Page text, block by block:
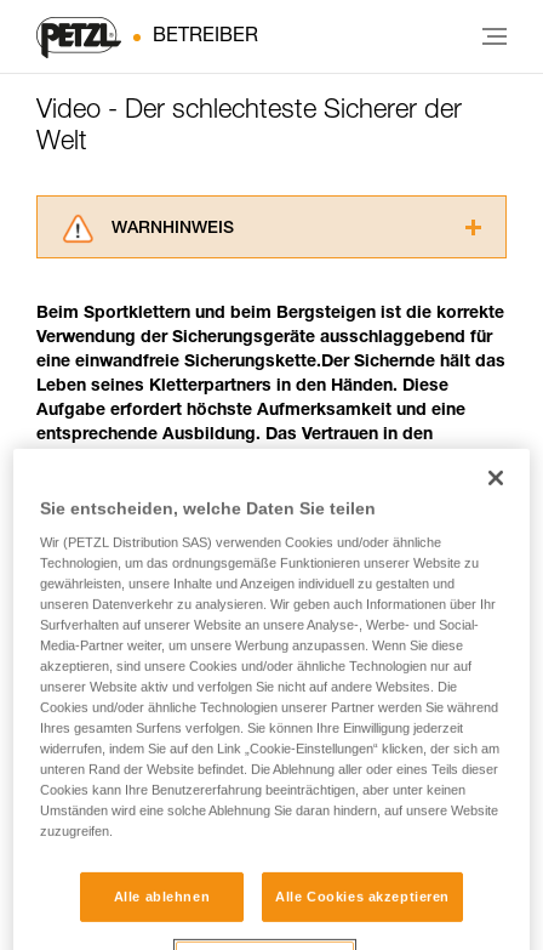
BETREIBER
Video - Der schlechteste Sicherer der
Welt
WARNHINWEIS
aufmerksam durch, bevor Sie diesen zu Rate
ziehen. Um diese Zusatzinformationen
verstehen zu können, müssen Sie zuerst die in
der Gebrauchsanweisung enthaltenen
Informationen richtig verstanden haben.
Die Beherrschung dieser Techniken setzt eine
einem Profi, ob Sie in der Lage sind, den
Vorgang alleine sicher zu wiederholen, bevor
Sie ihn eigenständig durchführen.
Wir geben Beispiele für die mit Ihrer Aktivität
verbundenen Techniken. Möglicherweise gibt es
noch andere Techniken, die hier nicht
beschrieben werden.
Beim Sportklettern und beim Bergsteigen ist die korrekte
Verwendung der Sicherungsgeräte ausschlaggebend für
eine einwandfreie Sicherungskette.Der Sichernde hält das
Leben seines Kletterpartners in den Händen. Diese
Aufgabe erfordert höchste Aufmerksamkeit und eine
entsprechende Ausbildung. Das Vertrauen in den
Sicherer sein.
Den schlechtesten Sicherer der Welt
Mit den hier gezeigten Verhaltensweisen kann jeder Kletterer
konfrontiert werden. Sie müssen nicht ganz so übertrieben
sein wie in diesem Film.
Auch wenn wir darüber lachen, müssen wir uns doch
fragen:
- Bin ich nicht manchmal genauso nachlässig wie er?
- Wenn ich die Person am anderen Ende des Seils wäre,
Sie entscheiden, welche Daten Sie teilen
Wir (PETZL Distribution SAS) verwenden Cookies und/oder ähnliche
Technologien, um das ordnungsgemäße Funktionieren unserer Website zu
gewährleisten, unsere Inhalte und Anzeigen individuell zu gestalten und
unseren Datenverkehr zu analysieren. Wir geben auch Informationen über Ihr
Surfverhalten auf unserer Website an unsere Analyse-, Werbe- und Social-
Media-Partner weiter, um unsere Werbung anzupassen. Wenn Sie diese
akzeptieren, sind unsere Cookies und/oder ähnliche Technologien nur auf
unserer Website aktiv und verfolgen Sie nicht auf andere Websites. Die
Cookies und/oder ähnliche Technologien unserer Partner werden Sie während
Ihres gesamten Surfens verfolgen. Sie können Ihre Einwilligung jederzeit
widerrufen, indem Sie auf den Link „Cookie-Einstellungen“ klicken, der sich am
unteren Rand der Website befindet. Die Ablehnung aller oder eines Teils dieser
Cookies kann Ihre Benutzererfahrung beeinträchtigen, aber unter keinen
Umständen wird eine solche Ablehnung Sie daran hindern, auf unsere Website
zuzugreifen.
Alle ablehnen Alle Cookies akzeptieren